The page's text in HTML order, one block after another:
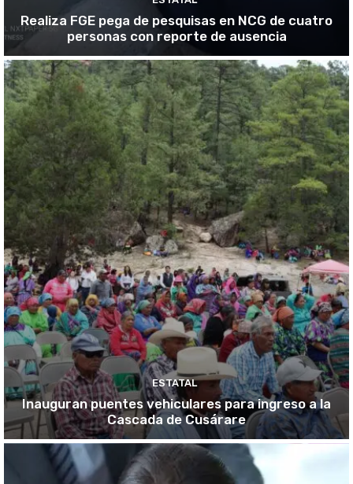
Realiza FGE pega de pesquisas en NCG de cuatro
personas con reporte de ausencia
ESTATAL
Inauguran puentes vehiculares para ingreso a la
Cascada de Cusárare